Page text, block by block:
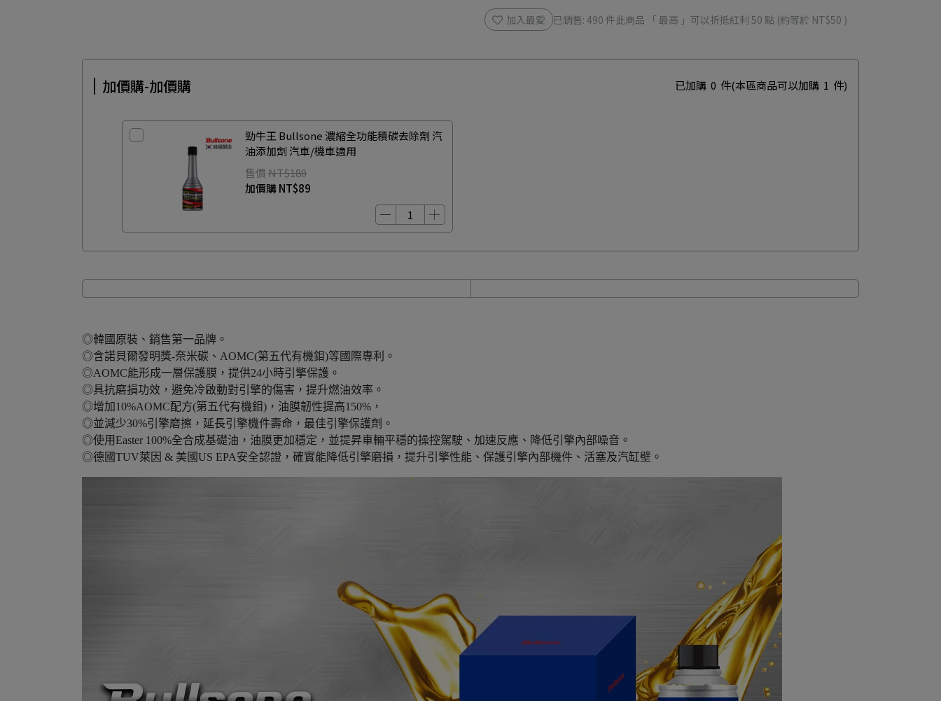
加入最愛 已銷售: 490 件此商品 「 最高 」可以折抵紅利 50 點 (約等於 NT$50 )
加價購-加價購 已加購 0 件(本區商品可以加購 1 件)
勁牛王 Bullsone 濃縮全功能積碳去除劑 汽
油添加劑 汽車/機車適用
售價NT$180
加價購NT$89
◎韓國原裝、銷售第一品牌。
◎含諾貝爾發明獎-奈米碳、AOMC(第五代有機鉬)等國際專利。
◎AOMC能形成一層保護膜，提供24小時引擎保護。
◎具抗磨損功效，避免冷啟動對引擎的傷害，提升燃油效率。
◎增加10%AOMC配方(第五代有機鉬)，油膜韌性提高150%，
◎並減少30%引擎磨擦，延長引擎機件壽命，最佳引擎保護劑。
◎使用Easter 100%全合成基礎油，油膜更加穩定，並提昇車輛平穩的操控駕駛、加速反應、降低引擎內部噪音。
◎德國TUV萊因 & 美國US EPA安全認證，確實能降低引擎磨損，提升引擎性能、保護引擎內部機件、活塞及汽缸壁。